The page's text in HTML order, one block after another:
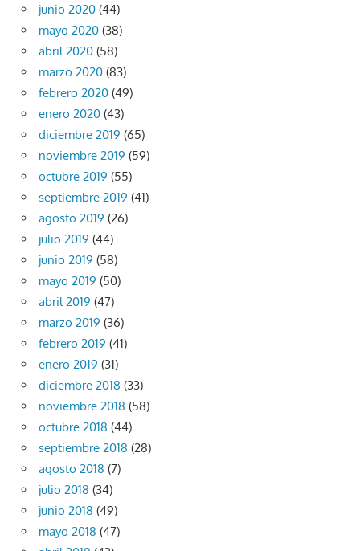
junio 2020 (44)
mayo 2020 (38)
abril 2020 (58)
marzo 2020 (83)
febrero 2020 (49)
enero 2020 (43)
diciembre 2019 (65)
noviembre 2019 (59)
octubre 2019 (55)
septiembre 2019 (41)
agosto 2019 (26)
julio 2019 (44)
junio 2019 (58)
mayo 2019 (50)
abril 2019 (47)
marzo 2019 (36)
febrero 2019 (41)
enero 2019 (31)
diciembre 2018 (33)
noviembre 2018 (58)
octubre 2018 (44)
septiembre 2018 (28)
agosto 2018 (7)
julio 2018 (34)
junio 2018 (49)
mayo 2018 (47)